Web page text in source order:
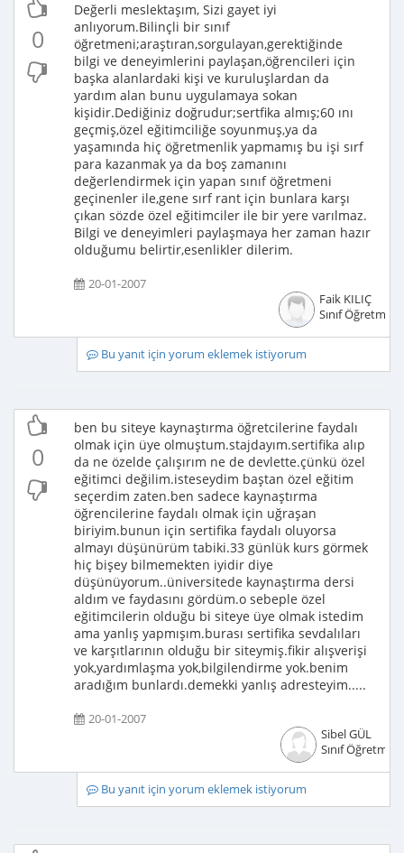
0
Değerli meslektaşım, Sizi gayet iyi
anlıyorum.Bilinçli bir sınıf
öğretmeni;araştıran,sorgulayan,gerektiğinde
bilgi ve deneyimlerini paylaşan,öğrencileri için
başka alanlardaki kişi ve kuruluşlardan da
yardım alan bunu uygulamaya sokan
kişidir.Dediğiniz doğrudur;sertfika almış;60 ını
geçmiş,özel eğitimciliğe soyunmuş,ya da
yaşamında hiç öğretmenlik yapmamış bu işi sırf
para kazanmak ya da boş zamanını
değerlendirmek için yapan sınıf öğretmeni
geçinenler ile,gene sırf rant için bunlara karşı
çıkan sözde özel eğitimciler ile bir yere varılmaz.
Bilgi ve deneyimleri paylaşmaya her zaman hazır
olduğumu belirtir,esenlikler dilerim.
20-01-2007
Faik KILIÇ
Sınıf Öğretmeni
Bu yanıt için yorum eklemek istiyorum
0
ben bu siteye kaynaştırma öğretcilerine faydalı
olmak için üye olmuştum.stajdayım.sertifika alıp
da ne özelde çalışırım ne de devlette.çünkü özel
eğitimci değilim.isteseydim baştan özel eğitim
seçerdim zaten.ben sadece kaynaştırma
öğrencilerine faydalı olmak için uğraşan
biriyim.bunun için sertifika faydalı oluyorsa
almayı düşünürüm tabiki.33 günlük kurs görmek
hiç bişey bilmemekten iyidir diye
düşünüyorum..üniversitede kaynaştırma dersi
aldım ve faydasını gördüm.o sebeple özel
eğitimcilerin olduğu bi siteye üye olmak istedim
ama yanlış yapmışım.burası sertifika sevdalıları
ve karşıtlarının olduğu bir siteymiş.fikir alışverişi
yok,yardımlaşma yok,bilgilendirme yok.benim
aradığım bunlardı.demekki yanlış adresteyim.....
20-01-2007
Sibel GÜL
Sınıf Öğretmeni
Bu yanıt için yorum eklemek istiyorum